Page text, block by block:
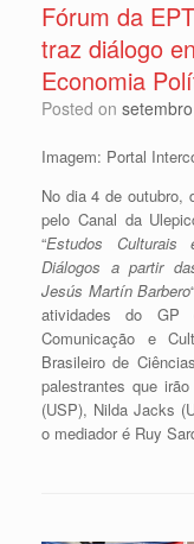
Fórum da
traz diálogo
Economia
Posted on
Imagem: Portal
No dia 4 de outubro,
pelo Canal da
“Estudos Culturais
Diálogos a partir
Jesús Martín Barbero
atividades do GP
Comunicação e
Brasileiro de
palestrantes que
(USP), Nilda Jacks
o mediador é Ruy